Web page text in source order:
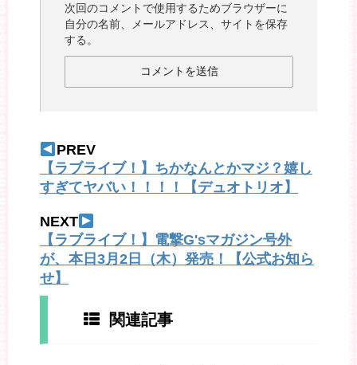
次回のコメントで使用するためブラウザーに
自分の名前、メールアドレス、サイトを保存
する。
PREV
【ラブライブ！】ちかなんとかマジ？嬉し
すぎてヤバい！！！！【デュオトリオ】
NEXT
【ラブライブ！】電撃G'sマガジン号外
が、本日3月2日（木）発売！【公式お知ら
せ】
関連記事